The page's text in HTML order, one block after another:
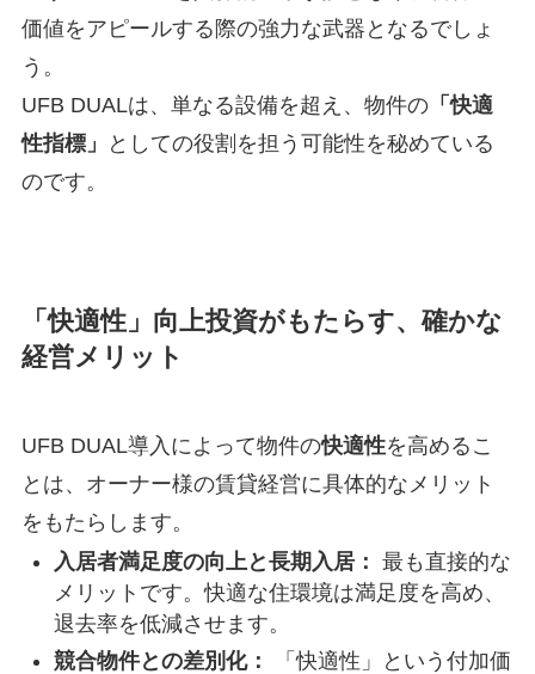
価値をアピールする際の強力な武器となるでしょ
う。
UFB DUALは、単なる設備を超え、物件の「快適
性指標」
としての役割を担う可能性を秘めている
のです。
「快適性」向上投資がもたらす、確かな
経営メリット
UFB DUAL導入によって物件の快適性を高めるこ
とは、オーナー様の賃貸経営に具体的なメリット
をもたらします。
入居者満足度の向上と長期入居： 最も直接的な
メリットです。快適な住環境は満足度を高め、
退去率を低減させます。
競合物件との差別化：
「快適性」という付加価